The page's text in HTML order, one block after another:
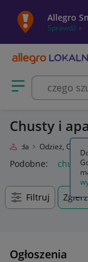
Allegro
Sprawdź »
Otwórz menu z
Chusty i
Moda Odzież,
Podobne: chusty
Filtruj
Ogłoszenia